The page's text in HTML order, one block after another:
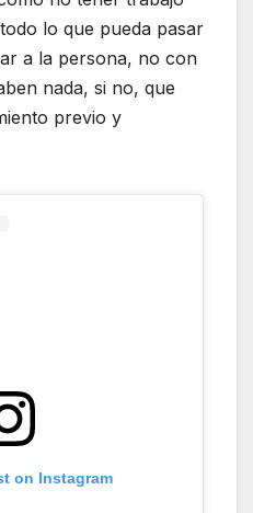
lo que pueda pasar
a la persona, no con
nada, si no, que
previo y
on Instagram